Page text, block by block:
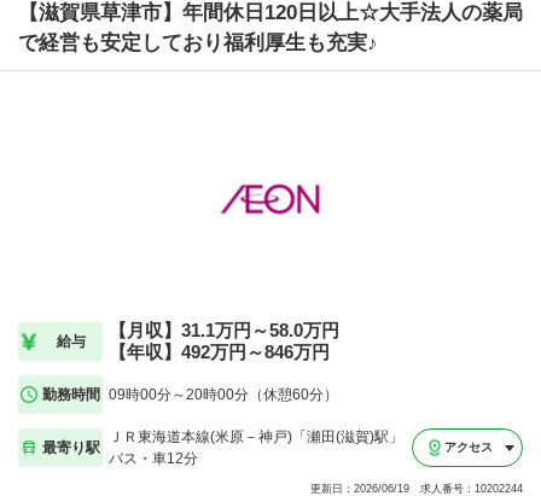
【滋賀県草津市】年間休日120日以上☆大手法人の薬局
で経営も安定しており福利厚生も充実♪
給与
【月収】31.1万円～58.0万円
【年収】492万円～846万円
勤務時間 09時00分～20時00分（休憩60分）
最寄り駅
ＪＲ東海道本線(米原－神戸)「瀬田(滋賀)駅」
バス・車12分
アクセス
更新日：2026/06/19 求人番号：10202244